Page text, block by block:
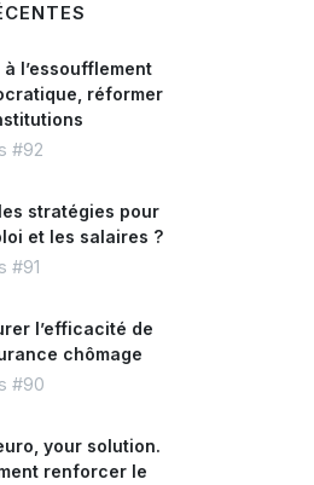
à l’essoufflement
réformer
#92
stratégies pour
et les salaires ?
#91
l’efficacité de
chômage
#90
your solution.
renforcer le